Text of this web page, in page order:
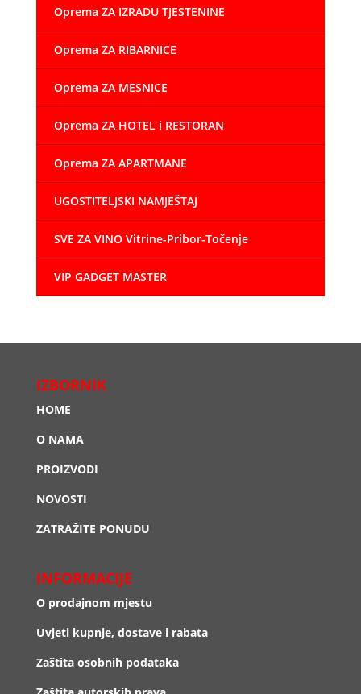
Oprema ZA IZRADU TJESTENINE
Oprema ZA RIBARNICE
Oprema ZA MESNICE
Oprema ZA HOTEL i RESTORAN
Oprema ZA APARTMANE
UGOSTITELJSKI NAMJEŠTAJ
SVE ZA VINO Vitrine-Pribor-Točenje
VIP GADGET MASTER
IZBORNIK
HOME
O NAMA
PROIZVODI
NOVOSTI
ZATRAŽITE PONUDU
INFORMACIJE
O prodajnom mjestu
Uvjeti kupnje, dostave i rabata
Zaštita osobnih podataka